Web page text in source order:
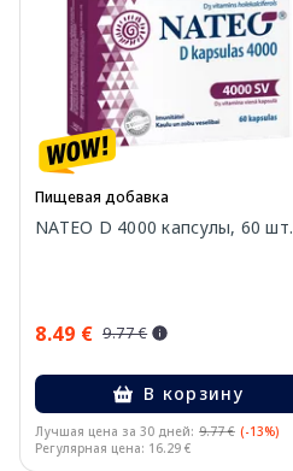
Пищевая добавка
NATEO D 4000 капсулы, 60 шт.
8.49 € 9.77 €
В корзину
Лучшая цена за 30 дней: 9.77 € (-13%)
Регулярная цена: 16.29 €